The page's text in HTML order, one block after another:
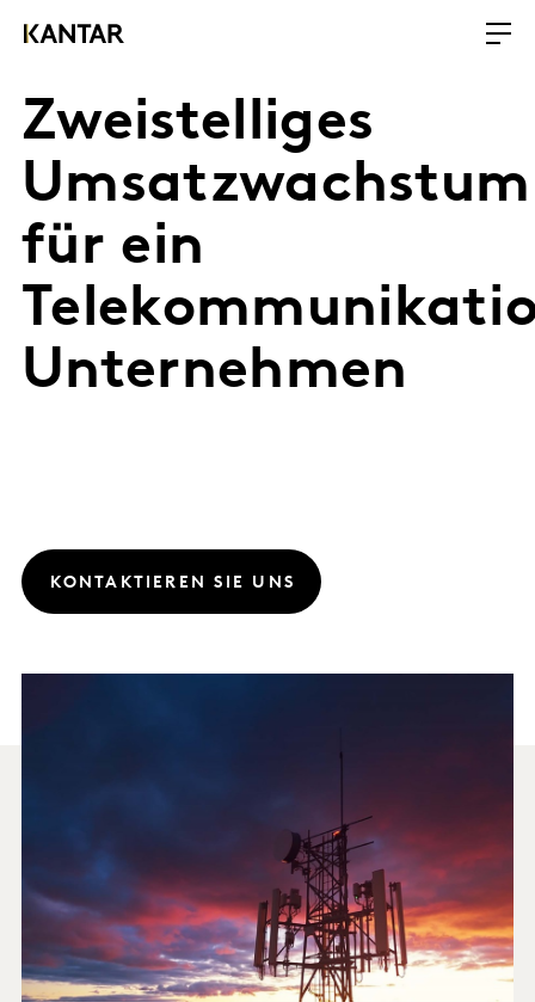
Zweistelliges
Umsatzwachstum
für ein
Unternehmen
KONTAKTIEREN SIE UNS